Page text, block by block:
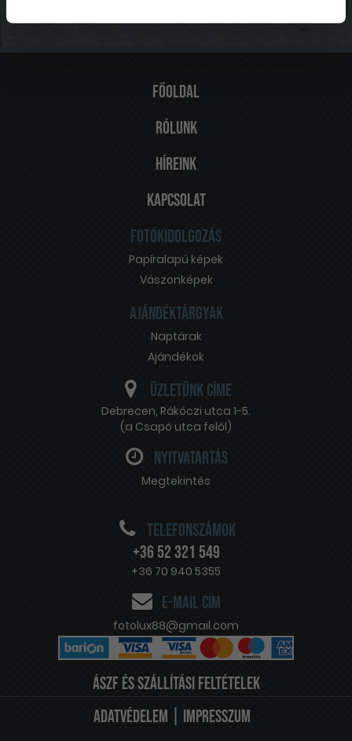
Főoldal
Rólunk
Híreink
Kapcsolat
Fotókidolgozás
Papíralapú képek
Vászonképek
Ajándéktárgyak
Naptárak
Ajándékok
Üzletünk címe
Debrecen, Rákóczi utca 1-5.
(a Csapó utca felől)
Nyitvatartás
Megtekintés
Telefonszámok
+36 52 321 549
+36 70 940 5355
E-mail cím
fotolux88@gmail.com
ÁSZF ÉS SZÁLLÍTÁSI FELTÉTELEK
Adatvédelem
Impresszum